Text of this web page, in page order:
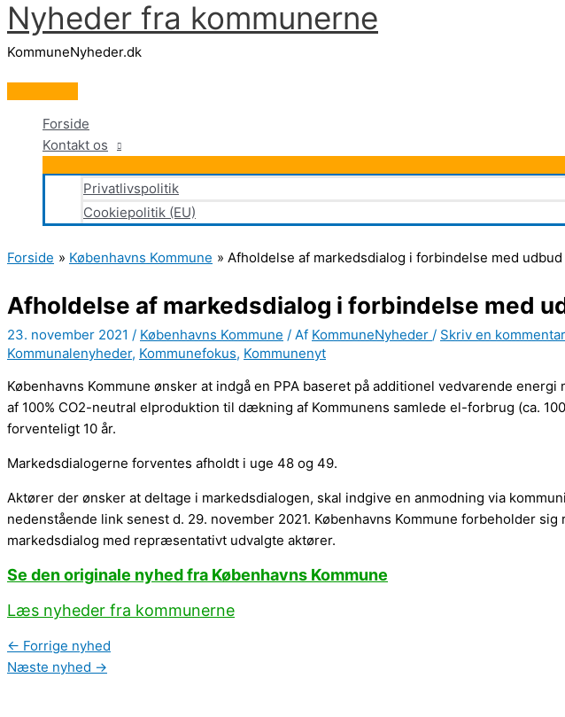
Gå
til
indholdet
Nyheder fra kommunerne
KommuneNyheder.dk
Hovedmenu
Forside
Kontakt os
Privatlivspolitik
Cookiepolitik (EU)
Forside Københavns Kommune Afholdelse af markedsdialog i forbindelse med udbud
Afholdelse af markedsdialog i forbindelse med
23. november 2021 / Københavns Kommune / Af KommuneNyheder / Skriv en kommentar
Kommunalenyheder, Kommunefokus, Kommunenyt
Københavns Kommune ønsker at indgå en PPA baseret på additionel vedvarende
af 100% CO2-neutral elproduktion til dækning af Kommunens samlede el-forbrug (ca.
forventeligt 10 år.
Markedsdialogerne forventes afholdt i uge 48 og 49.
Aktører der ønsker at deltage i markedsdialogen, skal indgive en anmodning via
nedenstående link senest d. 29. november 2021. Københavns Kommune forbeholder
markedsdialog med repræsentativt udvalgte aktører.
Se den originale nyhed fra Københavns Kommune
Læs nyheder fra kommunerne
← Forrige nyhed
Næste nyhed →